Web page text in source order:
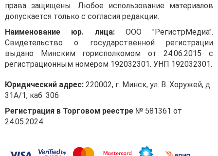
права защищены. Любое использование материалов
допускается только с согласия редакции.
Наименование юр. лица:ООО "РегистрМедиа".
Свидетельство о государственной регистрации
выдано Минским горисполкомом от 24.06.2015 с
регистрационным номером 192032301. УНП 192032301.
Юридический адрес: 220002, г. Минск, ул. В. Хоружей, д.
31А/1, каб. 306
Регистрация в Торговом реестре № 581361 от
24.05.2024